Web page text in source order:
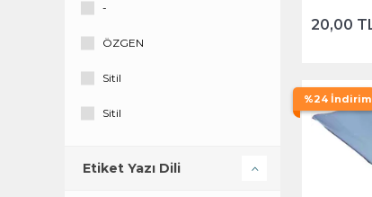
20,00
%24 İndirim
-
ÖZGEN
Sitil
Sitil
Etiket Yazı Dili